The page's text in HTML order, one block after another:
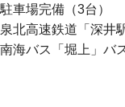
駐車場完備（3台）
泉北高速鉄道「深井
南海バス「堀上」バ